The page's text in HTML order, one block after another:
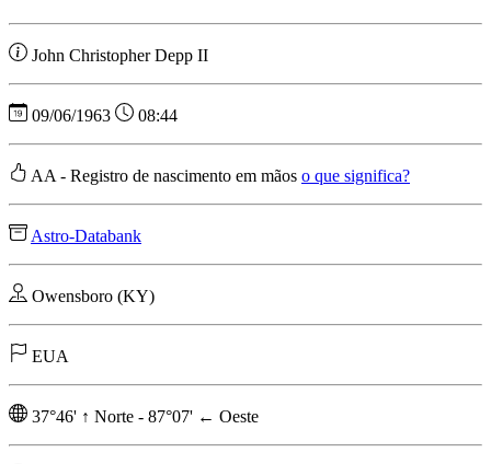
John Christopher Depp II
09/06/1963 08:44
AA - Registro de nascimento em mãos o que significa?
Astro-Databank
Owensboro (KY)
EUA
37°46' ↑ Norte - 87°07' ← Oeste